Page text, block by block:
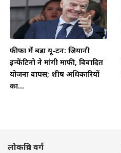
फीफा में बड़ा यू-टर्न: जियानी
इन्फेंटिनो ने मांगी माफी, विवादित
योजना वापस; शीर्ष अधिकारियों
का...
लोकप्रिय वर्ग